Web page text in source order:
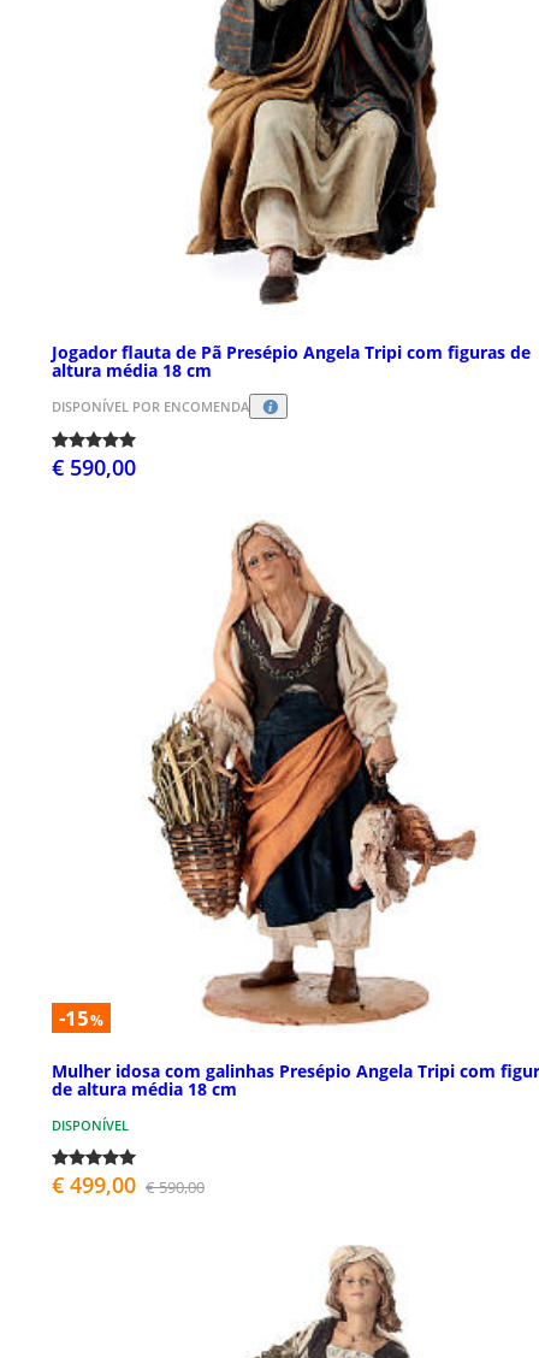
Jogador flauta de Pã Presépio Angela Tripi com figuras de
altura média 18 cm
DISPONÍVEL POR ENCOMENDA
€ 590,00
-15%
Mulher idosa com galinhas Presépio Angela Tripi com
de altura média 18 cm
DISPONÍVEL
€ 499,00 € 590,00